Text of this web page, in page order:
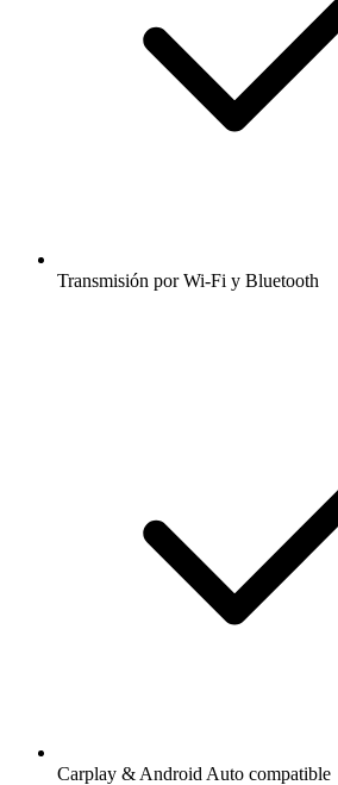
Transmisión por Wi-Fi y Bluetooth
Carplay & Android Auto compatible